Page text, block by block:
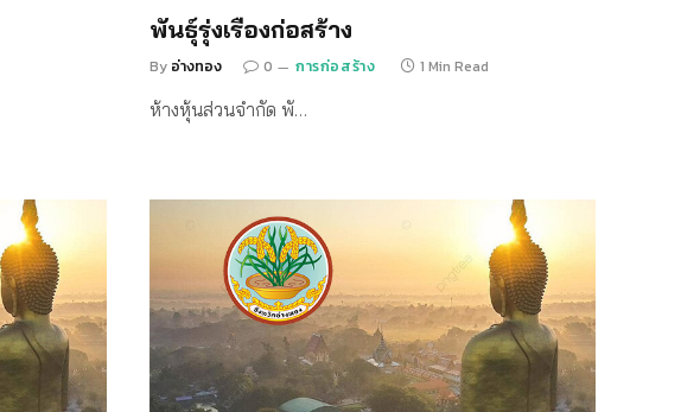
พันธุ์รุ่งเรืองก่อสร้าง
By อ่างทอง 0 การก่อสร้าง 1 Min Read
ห้างหุ้นส่วนจำกัด พั…